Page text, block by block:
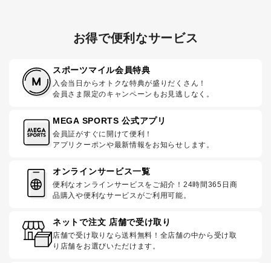
お得で便利なサービス
スポーツマイル会員特典
入会当日からオトクな特典が盛りだくさん！
会員さま限定のキャンペーンもお見逃しなく。
MEGA SPORTS 公式アプリ
会員証がすぐに開けて便利！
アプリクーポンや最新情報をお知らせします。
オンラインサービス一覧
便利なオンラインサービスをご紹介！24時間365日商
品購入や便利なサービスがご利用可能。
ネットで注文 店舗で受け取り
店舗で受け取りなら送料無料！全店舗の中から受け取
り店舗をお選びいただけます。